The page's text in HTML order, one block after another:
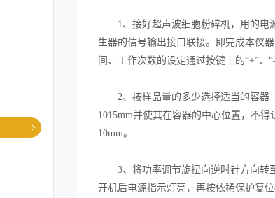
1、接好超声波细胞粉碎机，用的电源
生器的信号输出接口联接。即完成本仪
间、工作次数的设定通过按键上的“+”
2、按样品量的多少选择适当的容器（
1015mm并使其在容器的中心位置，不
10mm。
3、将功率调节旋扭向逆时针方向转至
开机后电源指示灯亮，再按依稀保护复